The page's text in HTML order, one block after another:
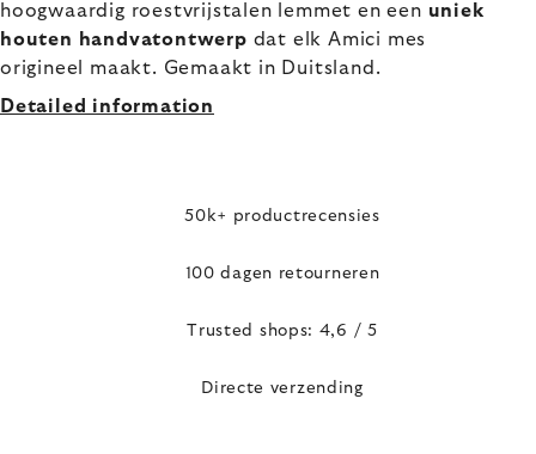
hoogwaardig roestvrijstalen lemmet en een uniek
houten handvatontwerp dat elk Amici mes
origineel maakt. Gemaakt in Duitsland.
Detailed information
50k+ productrecensies
100 dagen retourneren
Trusted shops: 4,6 / 5
Directe verzending